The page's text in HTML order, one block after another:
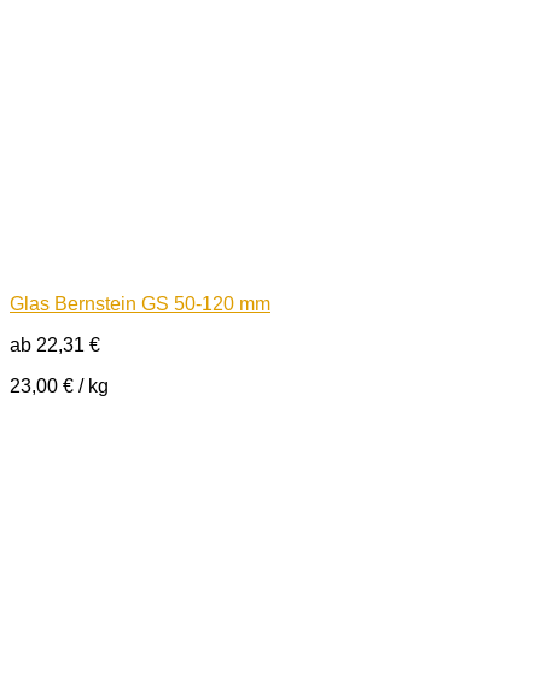
Glas Bernstein GS 50-120 mm
ab 22,31 €
23,00 € / kg